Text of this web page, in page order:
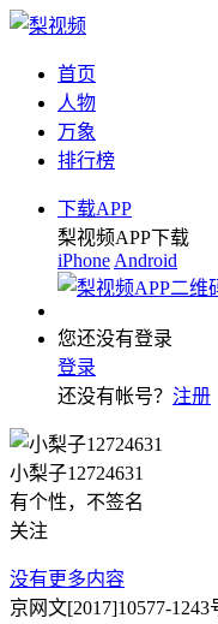
首页
人物
万象
排行榜
下载APP
梨视频APP下载
iPhone Android
您还没有登录
登录
还没有帐号？ 注册
小梨子12724631
有个性，不签名
关注
没有更多内容
京网文[2017]10577-1243